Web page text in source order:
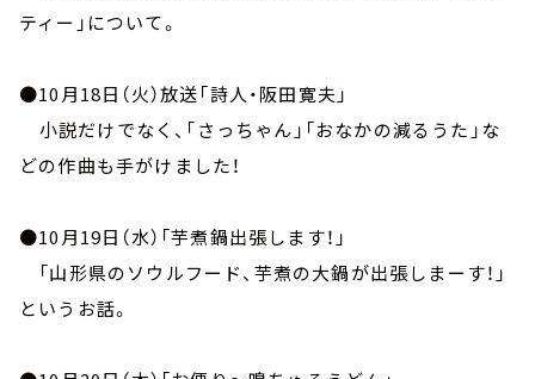
ティー」について。
●10月18日（火）放送「詩人・阪田寛夫」
小説だけでなく、「さっちゃん」「おなかの減るうた」な
どの作曲も手がけました！
●10月19日（水）「芋煮鍋出張します！」
「山形県のソウルフード、芋煮の大鍋が出張しまーす！」
というお話。